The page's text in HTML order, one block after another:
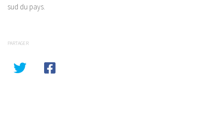
sud du pays.
PARTAGER